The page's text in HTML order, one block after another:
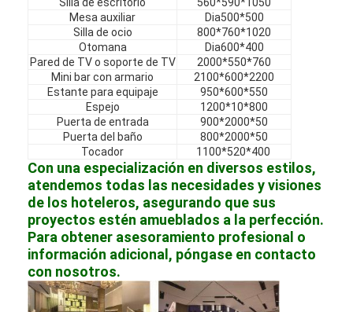
Muebles de hotel
Muebles para villas
Muebles para apartamentos
Muebles para clubes comerciales
Muebles de comedor
Muebles de oficina
Mobiliario Fijo
Muebles tapizados
Mesa auxiliar
Dia500*500
Silla de ocio
800*760*1020
Otomana
Dia600*400
Pared de TV o soporte de TV
2000*550*760
Mini bar con armario
2100*600*2200
Estante para equipaje
950*600*550
Espejo
1200*10*800
Puerta de entrada
900*2000*50
Puerta del baño
800*2000*50
Tocador
1100*520*400
Con una especialización en diversos estilos,
atendemos todas las necesidades y visiones
de los hoteleros, asegurando que sus
proyectos estén amueblados a la perfección.
Para obtener asesoramiento profesional o
información adicional, póngase en contacto
con nosotros.